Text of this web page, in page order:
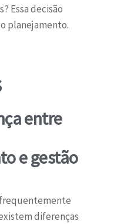
Essa decisão
planejamento.
entre
e gestão
diferenças